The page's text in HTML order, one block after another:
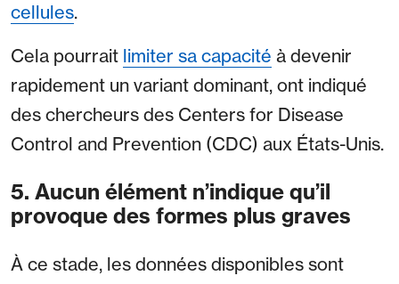
cellules.
Cela pourrait limiter sa capacité à devenir
rapidement un variant dominant, ont indiqué
des chercheurs des Centers for Disease
Control and Prevention (CDC) aux États-Unis.
5. Aucun élément n’indique qu’il
provoque des formes plus graves
À ce stade, les données disponibles sont